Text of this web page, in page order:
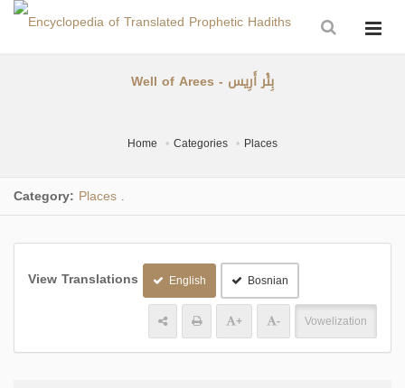
Well of Arees - بِئْر أَرِيس
Home Categories Places
Category: Places
View Translations English Bosnian
+ - Vowelization